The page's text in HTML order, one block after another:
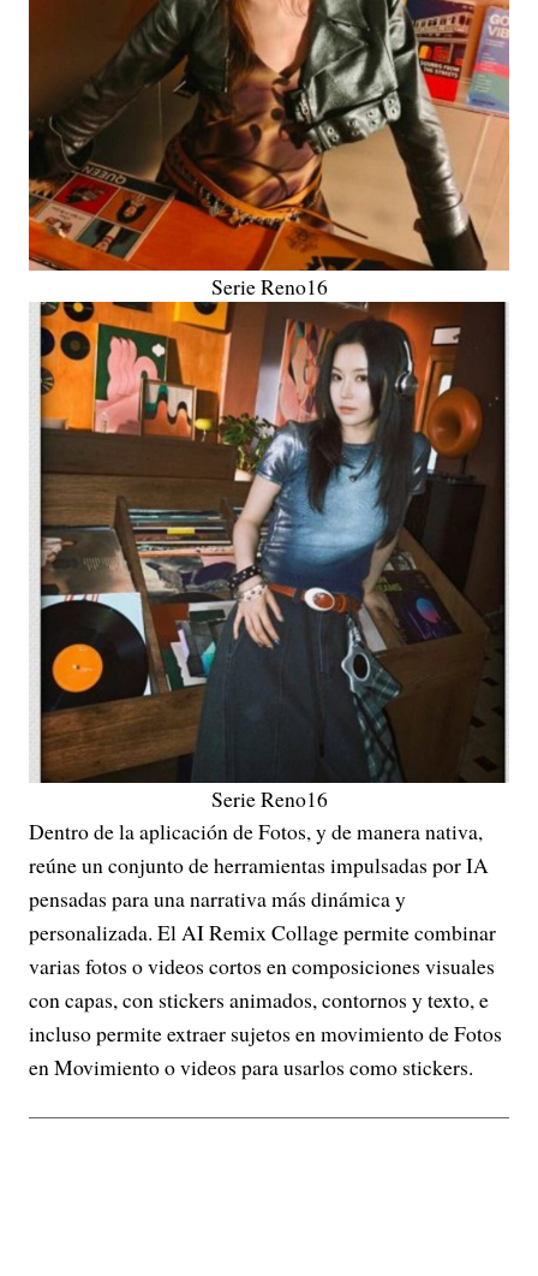
Serie Reno16
Serie Reno16
Dentro de la aplicación de Fotos, y de manera nativa,
reúne un conjunto de herramientas impulsadas por IA
pensadas para una narrativa más dinámica y
personalizada. El AI Remix Collage permite combinar
varias fotos o videos cortos en composiciones visuales
con capas, con stickers animados, contornos y texto, e
incluso permite extraer sujetos en movimiento de Fotos
en Movimiento o videos para usarlos como stickers.